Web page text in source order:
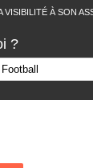
VISIBILITÉ À SON
?